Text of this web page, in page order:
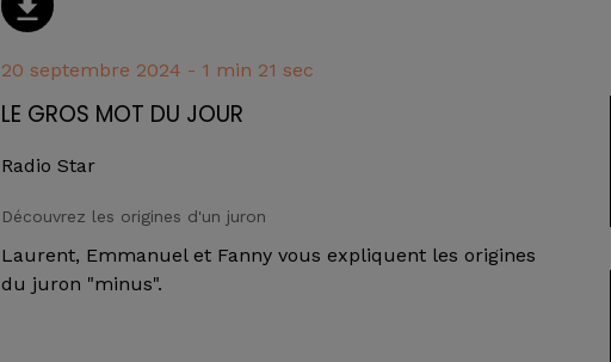
20 septembre 2024 - 1 min 21 sec
LE GROS MOT DU JOUR
Radio Star
Découvrez les origines d'un juron
Laurent, Emmanuel et Fanny vous expliquent les origines
du juron "minus".